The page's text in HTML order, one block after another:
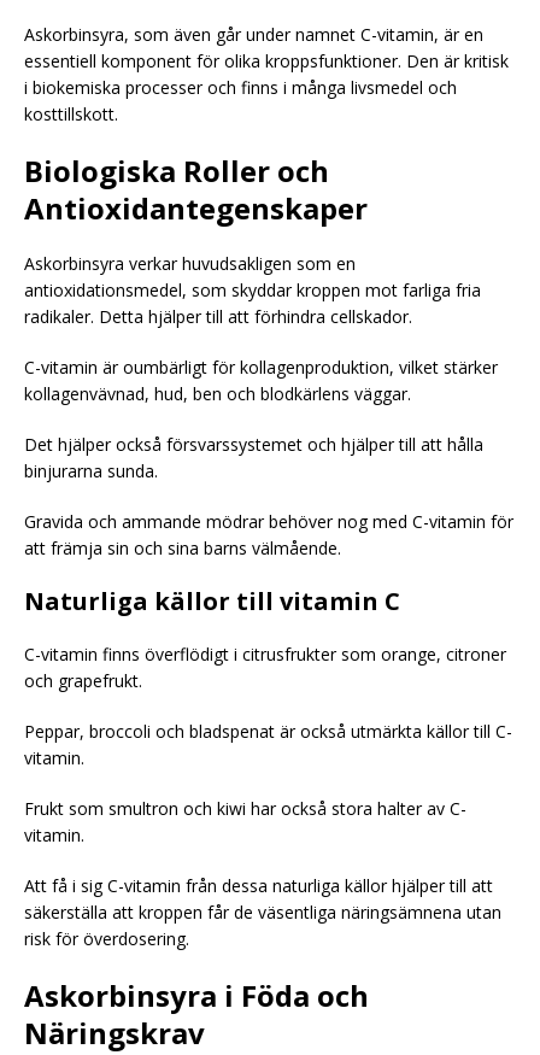
Askorbinsyra, som även går under namnet C-vitamin, är en
essentiell komponent för olika kroppsfunktioner. Den är kritisk
i biokemiska processer och finns i många livsmedel och
kosttillskott.
Biologiska Roller och
Antioxidantegenskaper
Askorbinsyra verkar huvudsakligen som en
antioxidationsmedel, som skyddar kroppen mot farliga fria
radikaler. Detta hjälper till att förhindra cellskador.
C-vitamin är oumbärligt för kollagenproduktion, vilket stärker
kollagenvävnad, hud, ben och blodkärlens väggar.
Det hjälper också försvarssystemet och hjälper till att hålla
binjurarna sunda.
Gravida och ammande mödrar behöver nog med C-vitamin för
att främja sin och sina barns välmående.
Naturliga källor till vitamin C
C-vitamin finns överflödigt i citrusfrukter som orange, citroner
och grapefrukt.
Peppar, broccoli och bladspenat är också utmärkta källor till C-
vitamin.
Frukt som smultron och kiwi har också stora halter av C-
vitamin.
Att få i sig C-vitamin från dessa naturliga källor hjälper till att
säkerställa att kroppen får de väsentliga näringsämnena utan
risk för överdosering.
Askorbinsyra i Föda och
Näringskrav